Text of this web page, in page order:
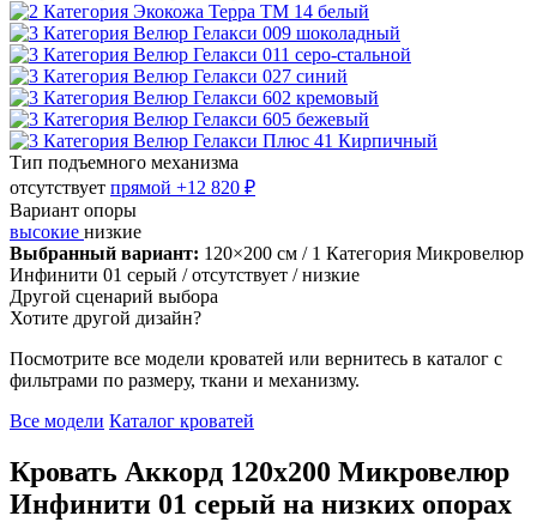
Тип подъемного механизма
отсутствует прямой +12 820 ₽
Вариант опоры
высокие низкие
Выбранный вариант: 120×200 см / 1 Категория Микровелюр
Инфинити 01 серый / отсутствует / низкие
Другой сценарий выбора
Хотите другой дизайн?
Посмотрите все модели кроватей или вернитесь в каталог с
фильтрами по размеру, ткани и механизму.
Все модели Каталог кроватей
Кровать Аккорд 120х200 Микровелюр
Инфинити 01 серый на низких опорах